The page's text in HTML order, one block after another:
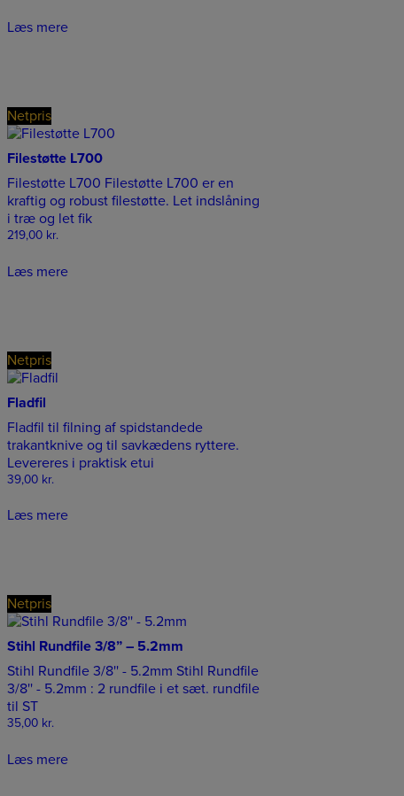
Læs mere
Netpris
Filestøtte L700
Filestøtte L700 Filestøtte L700 er en
kraftig og robust filestøtte. Let indslåning
i træ og let fik
219,00 kr.
Læs mere
Netpris
Fladfil
Fladfil til filning af spidstandede
trakantknive og til savkædens ryttere.
Levereres i praktisk etui
39,00 kr.
Læs mere
Netpris
Stihl Rundfile 3/8” – 5.2mm
Stihl Rundfile 3/8'' - 5.2mm Stihl Rundfile
3/8'' - 5.2mm : 2 rundfile i et sæt. rundfile
til ST
35,00 kr.
Læs mere